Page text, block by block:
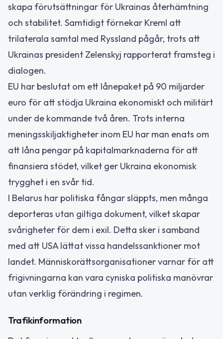
skapa förutsättningar för Ukrainas återhämtning
och stabilitet. Samtidigt förnekar Kreml att
trilaterala samtal med Ryssland pågår, trots att
Ukrainas president Zelenskyj rapporterat framsteg i
dialogen.
EU har beslutat om ett lånepaket på 90 miljarder
euro för att stödja Ukraina ekonomiskt och militärt
under de kommande två åren. Trots interna
meningsskiljaktigheter inom EU har man enats om
att låna pengar på kapitalmarknaderna för att
finansiera stödet, vilket ger Ukraina ekonomisk
trygghet i en svår tid.
I Belarus har politiska fångar släppts, men många
deporteras utan giltiga dokument, vilket skapar
svårigheter för dem i exil. Detta sker i samband
med att USA lättat vissa handelssanktioner mot
landet. Människorättsorganisationer varnar för att
frigivningarna kan vara cyniska politiska manövrar
utan verklig förändring i regimen.
Trafikinformation